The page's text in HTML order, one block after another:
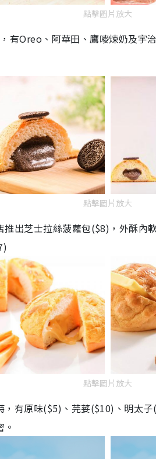
點擊圖片放大
，有Oreo、阿華田、鷹嘜煉奶及宇
點擊圖片放大
推出芝士拉絲菠蘿包($8) ，外酥內
點擊圖片放大
，有原味($5) 、芫荽($10) 、明太子(